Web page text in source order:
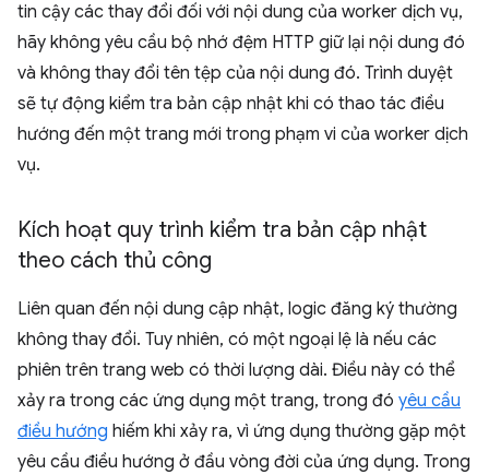
tin cậy các thay đổi đối với nội dung của worker dịch vụ,
hãy không yêu cầu bộ nhớ đệm HTTP giữ lại nội dung đó
và không thay đổi tên tệp của nội dung đó. Trình duyệt
sẽ tự động kiểm tra bản cập nhật khi có thao tác điều
hướng đến một trang mới trong phạm vi của worker dịch
vụ.
Kích hoạt quy trình kiểm tra bản cập nhật
theo cách thủ công
Liên quan đến nội dung cập nhật, logic đăng ký thường
không thay đổi. Tuy nhiên, có một ngoại lệ là nếu các
phiên trên trang web có thời lượng dài. Điều này có thể
xảy ra trong các ứng dụng một trang, trong đó yêu cầu
điều hướng hiếm khi xảy ra, vì ứng dụng thường gặp một
yêu cầu điều hướng ở đầu vòng đời của ứng dụng. Trong